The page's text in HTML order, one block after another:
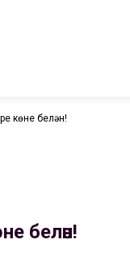
көне белән!
белән!